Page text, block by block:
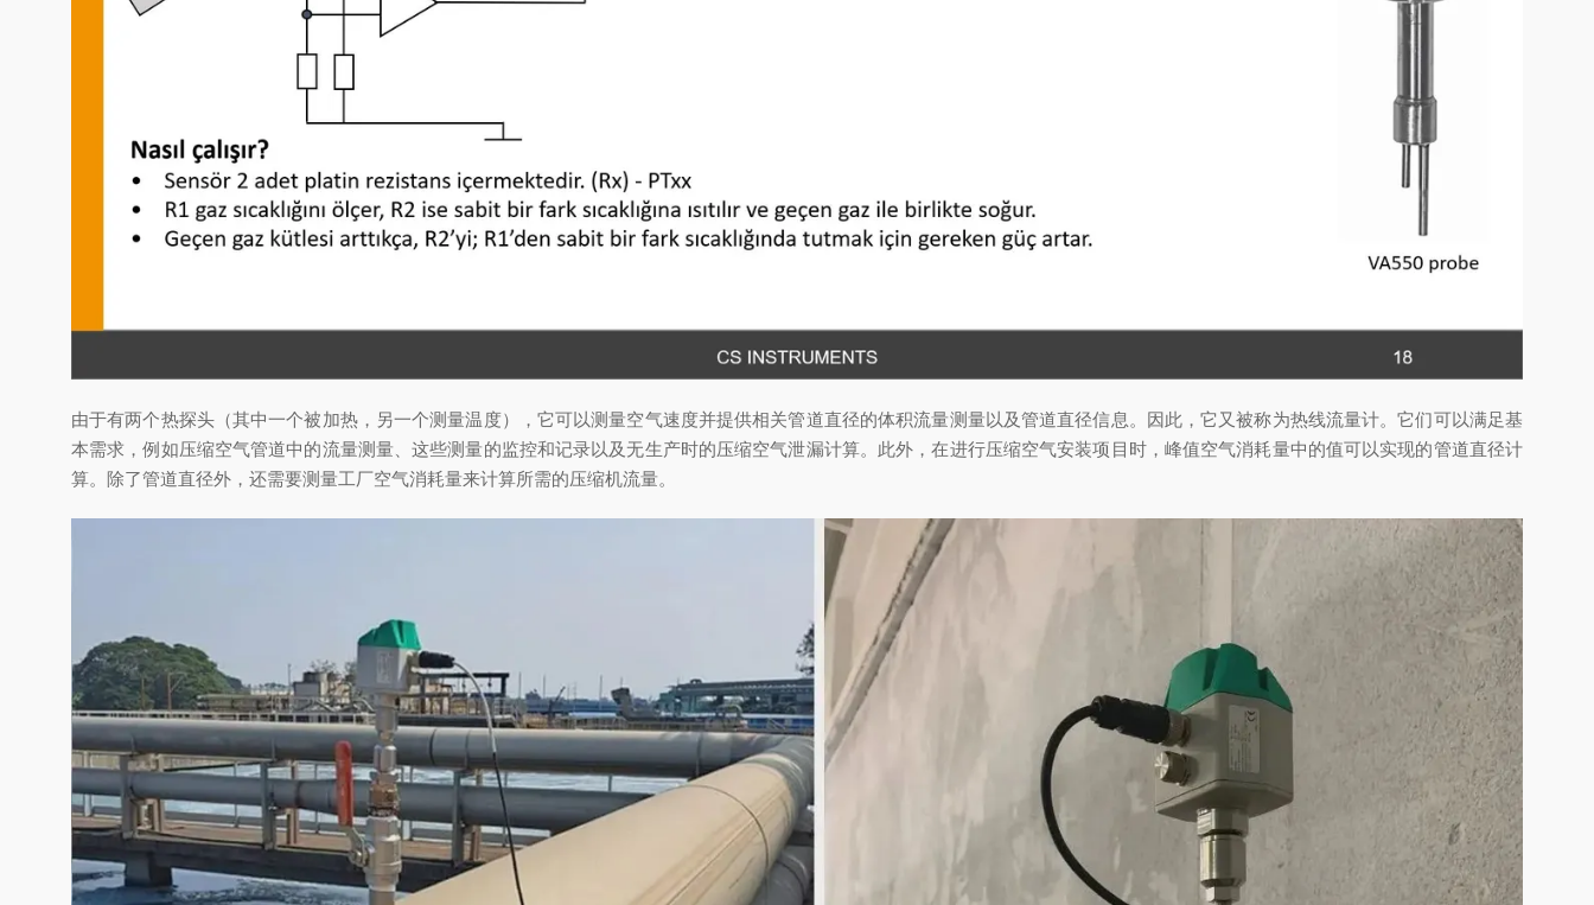
由于有两个热探头（其中一个被加热，另一个测量温度），它可以测量空气速度并提供相关管道直径的体积流量测量以及管道直径信息。因此，它又被称为热线流量计。它们可以满足基
本需求，例如压缩空气管道中的流量测量、这些测量的监控和记录以及无生产时的压缩空气泄漏计算。此外，在进行压缩空气安装项目时，峰值空气消耗量中的值可以实现的管道直径计
算。除了管道直径外，还需要测量工厂空气消耗量来计算所需的压缩机流量。